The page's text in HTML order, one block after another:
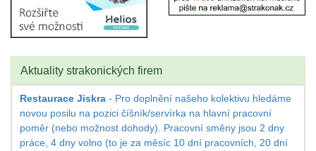
Aktuality strakonických firem
Restaurace Jiskra - Pro doplnění našeho kolektivu hledáme
novou posilu na pozici číšník/servírka na hlavní pracovní
poměr (nebo možnost dohody). Pracovní směny jsou 2 dny
práce, 4 dny volno (to je za měsíc 10 dní pracovních, 20 dní